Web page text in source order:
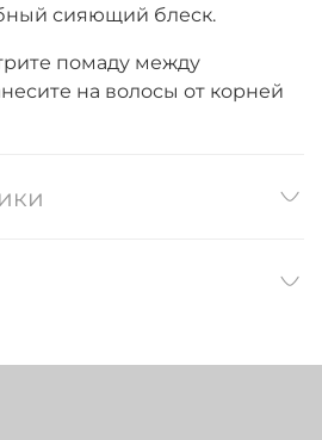
сияющий блеск.
помаду между
на волосы от корней